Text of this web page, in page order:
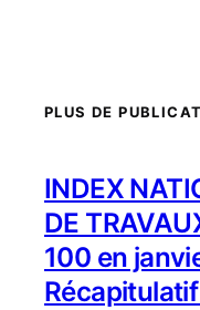
PLUS DE
INDEX
DE
100 en